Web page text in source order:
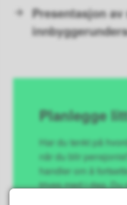
Presentasjon
Planlegge
Har du tenkt på
når du blir
handler om å
trives med i dag.